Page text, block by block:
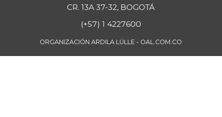
CR. 13A 37-32, BOGOTÁ
(+57) 1 4227600
ORGANIZACIÓN ARDILA LÜLLE - OAL.COM.CO